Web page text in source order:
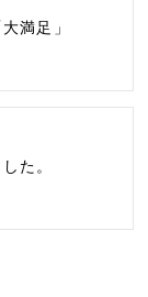
満足」
た。